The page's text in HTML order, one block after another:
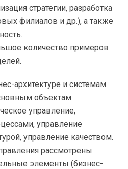
стратегии, разработка
филиалов и др.), а также
количество примеров
архитектуре и системам
объектам
управление,
управление
управление качеством.
рассмотрены
элементы (бизнес-